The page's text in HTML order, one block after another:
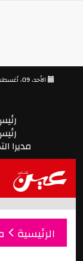
مديرا
الرئيسية